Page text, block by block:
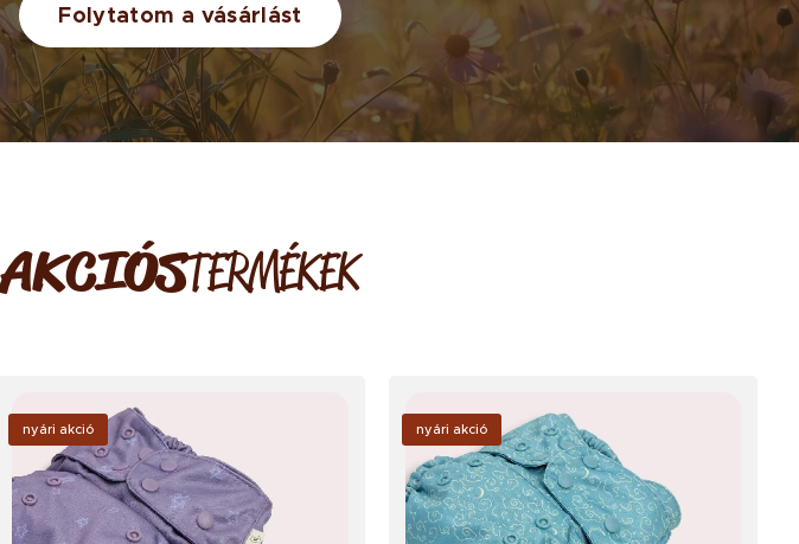
Folytatom a vásárlást
AKCIÓSTERMÉKEK
nyári akció nyári akció